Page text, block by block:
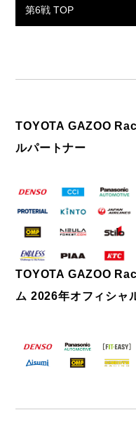
第6戦 TOP
TOYOTA GAZOO
ルパートナー
TOYOTA GAZOO
ム 2026年オフィシャ